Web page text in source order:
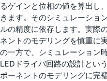
るゲインと位相の値を算出し
きます。そのシミュレーショ
ルの精度に依存します。実際
ネントのモデリングを慎重に
の一方で、シミュレーション
LEDドライバ回路の設計とい
ポーネントのモデリングに完